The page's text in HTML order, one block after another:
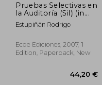
Pruebas Selectivas en
la Auditoría (Sil) (in
Spanish)
Estupiñán Rodrigo
Ecoe Ediciones, 2007, 1
Edition, Paperback, New